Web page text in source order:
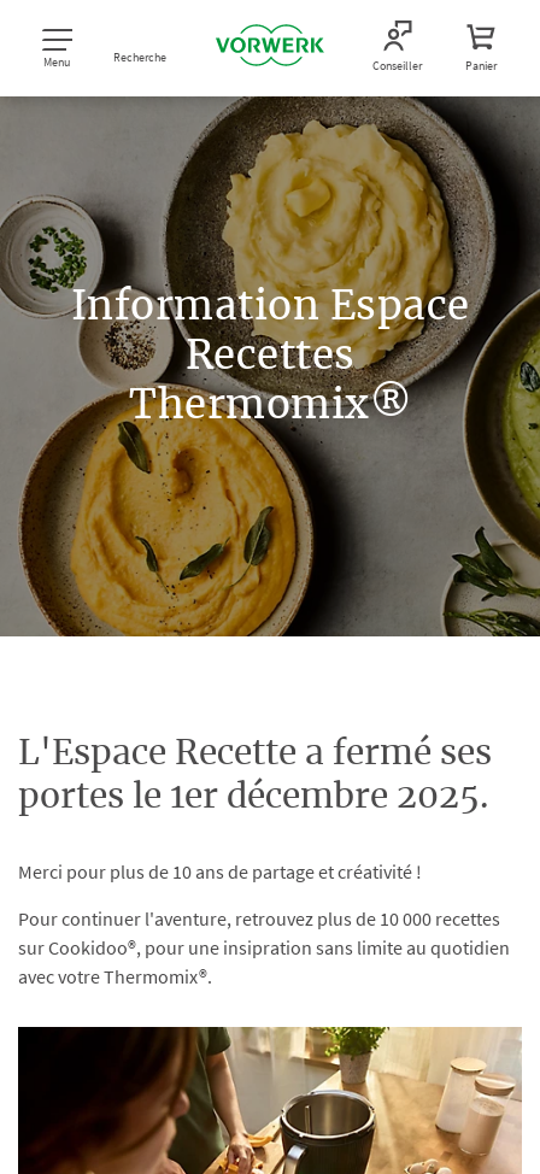
Menu Recherche Conseiller Panier
Information Espace
Recettes
Thermomix®
L'Espace Recette a fermé ses
portes le 1er décembre 2025.
Merci pour plus de 10 ans de partage et créativité !
Pour continuer l'aventure, retrouvez plus de 10 000 recettes
sur Cookidoo®, pour une insipration sans limite au quotidien
avec votre Thermomix®.